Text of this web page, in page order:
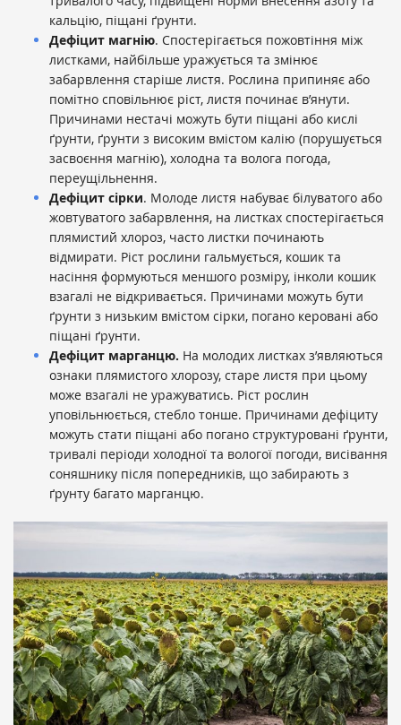
кальцію, піщані ґрунти.
Дефіцит магнію. Спостерігається пожовтіння між
листками, найбільше уражується та змінює
забарвлення старіше листя. Рослина припиняє або
помітно сповільнює ріст, листя починає в’янути.
Причинами нестачі можуть бути піщані або кислі
ґрунти, ґрунти з високим вмістом калію (порушується
засвоєння магнію), холодна та волога погода,
переущільнення.
Дефіцит сірки. Молоде листя набуває білуватого або
жовтуватого забарвлення, на листках спостерігається
плямистий хлороз, часто листки починають
відмирати. Ріст рослини гальмується, кошик та
насіння формуються меншого розміру, інколи кошик
взагалі не відкривається. Причинами можуть бути
ґрунти з низьким вмістом сірки, погано керовані або
піщані ґрунти.
Дефіцит марганцю. На молодих листках з’являються
ознаки плямистого хлорозу, старе листя при цьому
може взагалі не уражуватись. Ріст рослин
уповільнюється, стебло тонше. Причинами дефіциту
можуть стати піщані або погано структуровані ґрунти,
тривалі періоди холодної та вологої погоди, висівання
соняшнику після попередників, що забирають з
ґрунту багато марганцю.